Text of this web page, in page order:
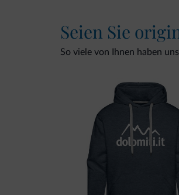
Seien Sie
So viele von Ihnen haben